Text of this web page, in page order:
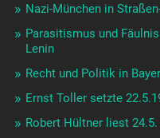
Nazi-München in
Parasitismus und
Lenin
Recht und Politik in
Ernst Toller setzte
Robert Hültner liest